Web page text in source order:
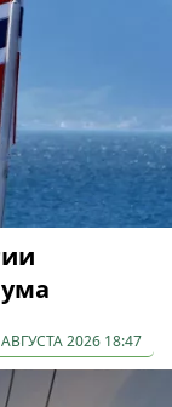
2026 18:47